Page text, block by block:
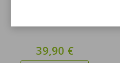
39,90 €